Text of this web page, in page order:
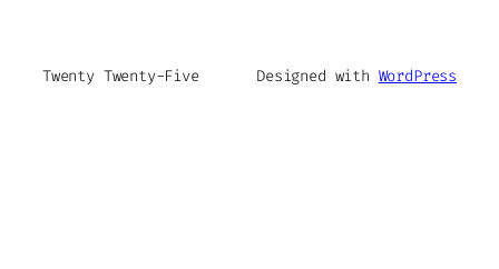
Twenty Twenty-Five Designed with WordPress